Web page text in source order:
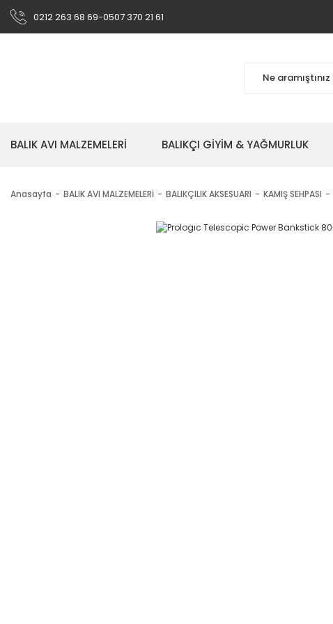
0212 263 68 69-0507 370 21 61
BALIK AVI MALZEMELERİ BALIKÇI GİYİM & YAĞMURLUK
Anasayfa BALIK AVI MALZEMELERİ BALIKÇILIK AKSESUARI KAMIŞ SEHPASI